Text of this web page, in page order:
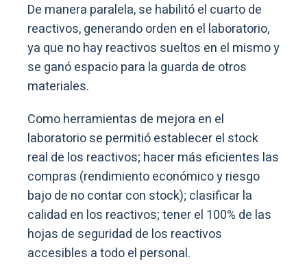
De manera paralela, se habilitó el cuarto de
reactivos, generando orden en el laboratorio,
ya que no hay reactivos sueltos en el mismo y
se ganó espacio para la guarda de otros
materiales.
Como herramientas de mejora en el
laboratorio se permitió establecer el stock
real de los reactivos; hacer más eficientes las
compras (rendimiento económico y riesgo
bajo de no contar con stock); clasificar la
calidad en los reactivos; tener el 100% de las
hojas de seguridad de los reactivos
accesibles a todo el personal.